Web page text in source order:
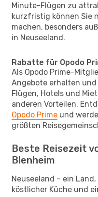
Minute-Flügen zu
kurzfristig können Sie
machen, besonders
in Neuseeland.
Rabatte für Opodo
Als Opodo Prime-
Angebote erhalten und
Flügen, Hotels und
anderen Vorteilen.
Opodo Prime und
größten
Beste Reisezeit
Blenheim
Neuseeland – ein
köstlicher Küche und